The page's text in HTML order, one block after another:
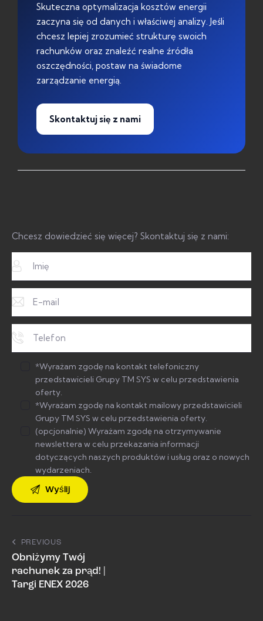
Skuteczna optymalizacja kosztów energii
zaczyna się od danych i właściwej analizy. Jeśli
chcesz lepiej zrozumieć strukturę swoich
rachunków oraz znaleźć realne źródła
oszczędności, postaw na świadome
zarządzanie energią.
Skontaktuj się z nami
Chcesz dowiedzieć się więcej? Skontaktuj się z nami:
*Wyrażam zgodę na kontakt telefoniczny
przedstawicieli Grupy TM SYS w celu przedstawienia
oferty.
*Wyrażam zgodę na kontakt mailowy przedstawicieli
Grupy TM SYS w celu przedstawienia oferty.
(opcjonalnie) Wyrażam zgodę na otrzymywanie
newslettera w celu przekazania informacji
dotyczących naszych produktów i usług oraz o nowych
wydarzeniach.
PREVIOUS
Obniżymy Twój
rachunek za prąd! |
Targi ENEX 2026